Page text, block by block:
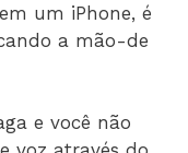
um iPhone, é
a mão-de
e você não